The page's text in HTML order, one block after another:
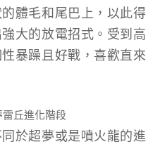
體毛和尾巴上，以此得
大的放電招式。受到高
暴躁且好戰，喜歡直來
於超夢或是噴火龍的進